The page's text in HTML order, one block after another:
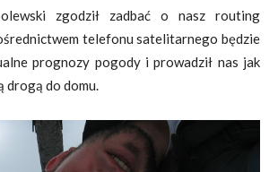
zgodził zadbać o nasz routing
telefonu satelitarnego będzie
prognozy pogody i prowadził nas jak
drogą do domu.